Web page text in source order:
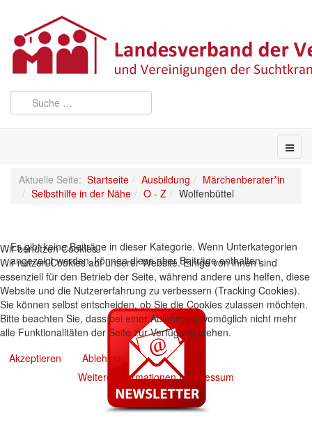
Aktuelle Seite: Startseite Ausbildung
Märchenberater*in
Selbsthilfe in der Nähe
O - Z Wolfenbüttel
Es gibt keine Beiträge in dieser Kategorie. Wenn Unterkategorien
angezeigt werden, können diese aber Beiträge enthalten.
Wir benutzen Cookies
Wir nutzen Cookies auf unserer Website. Einige von ihnen sind
essenziell für den Betrieb der Seite, während andere uns helfen, diese
Website und die Nutzererfahrung zu verbessern (Tracking Cookies).
Sie können selbst entscheiden, ob Sie die Cookies zulassen möchten.
Bitte beachten Sie, dass bei einer Ablehnung womöglich nicht mehr
alle Funktionalitäten der Seite zur Verfügung stehen.
Akzeptieren
Ablehnen
Weitere Informationen|Impressum